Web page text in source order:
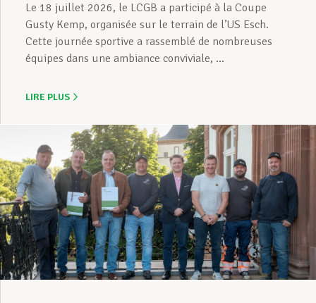
Le 18 juillet 2026, le LCGB a participé à la Coupe
Gusty Kemp, organisée sur le terrain de l’US Esch.
Cette journée sportive a rassemblé de nombreuses
équipes dans une ambiance conviviale, ...
LIRE PLUS